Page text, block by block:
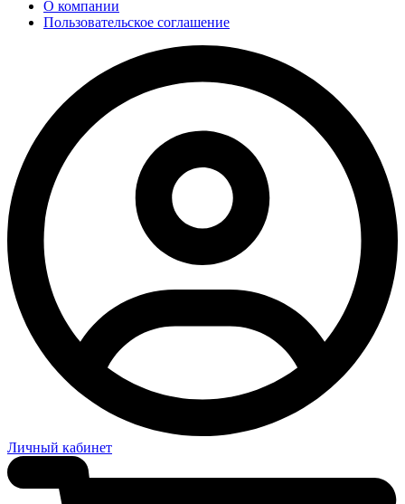
О компании
Пользовательское соглашение
Личный кабинет